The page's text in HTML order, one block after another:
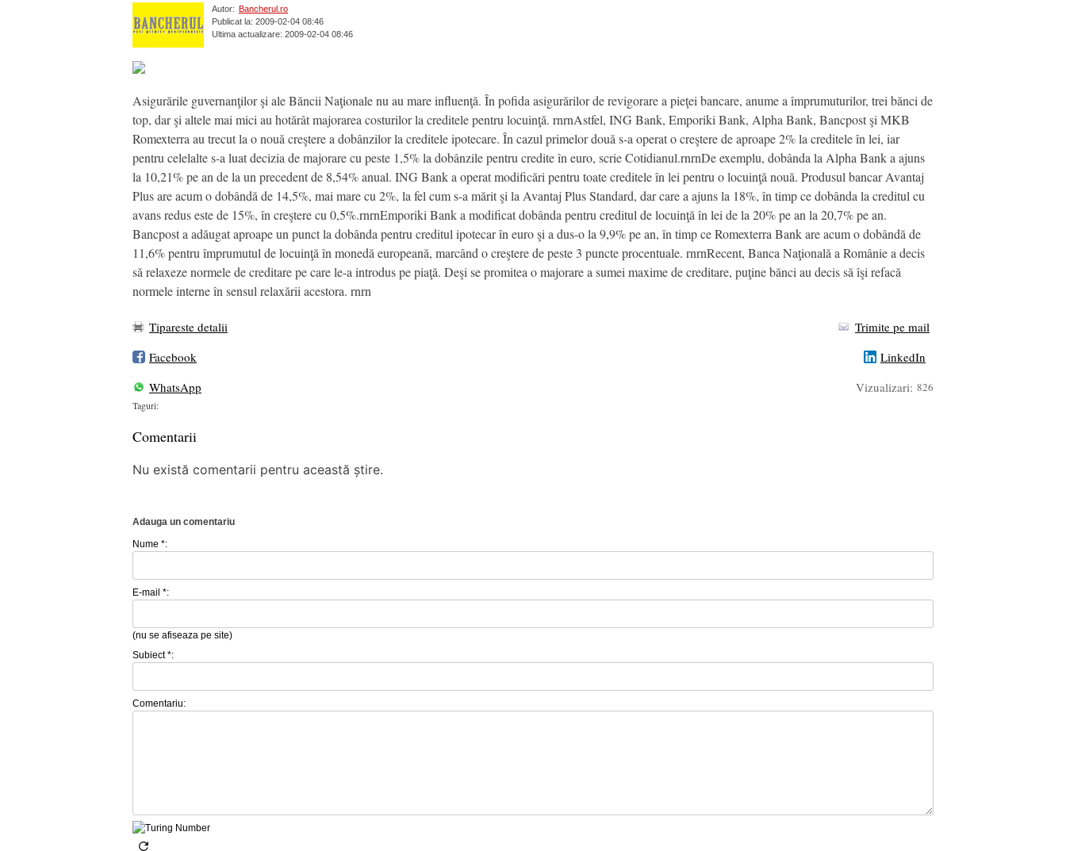
Autor:
Bancherul.ro
Publicat la: 2009-02-04 08:46
Ultima actualizare: 2009-02-04 08:46
Asigurările guvernanţilor şi ale Băncii Naţionale nu au mare influenţă. În pofida asigurărilor de revigorare a pieţei bancare, anume a împrumuturilor, trei bănci de
top, dar şi altele mai mici au hotărât majorarea costurilor la creditele pentru locuinţă. rnrnAstfel, ING Bank, Emporiki Bank, Alpha Bank, Bancpost şi MKB
Romexterra au trecut la o nouă creştere a dobânzilor la creditele ipotecare. În cazul primelor două s-a operat o creştere de aproape 2% la creditele în lei, iar
pentru celelalte s-a luat decizia de majorare cu peste 1,5% la dobânzile pentru credite în euro, scrie Cotidianul.rnrnDe exemplu, dobânda la Alpha Bank a ajuns
la 10,21% pe an de la un precedent de 8,54% anual. ING Bank a operat modificări pentru toate creditele în lei pentru o locuinţă nouă. Produsul bancar Avantaj
Plus are acum o dobândă de 14,5%, mai mare cu 2%, la fel cum s-a mărit şi la Avantaj Plus Standard, dar care a ajuns la 18%, în timp ce dobânda la creditul cu
avans redus este de 15%, în creştere cu 0,5%.rnrnEmporiki Bank a modificat dobânda pentru creditul de locuinţă în lei de la 20% pe an la 20,7% pe an.
Bancpost a adăugat aproape un punct la dobânda pentru creditul ipotecar în euro şi a dus-o la 9,9% pe an, în timp ce Romexterra Bank are acum o dobândă de
11,6% pentru împrumutul de locuinţă în monedă europeană, marcând o creştere de peste 3 puncte procentuale. rnrnRecent, Banca Naţională a Românie a decis
să relaxeze normele de creditare pe care le-a introdus pe piaţă. Deşi se promitea o majorare a sumei maxime de creditare, puţine bănci au decis să îşi refacă
normele interne în sensul relaxării acestora. rnrn
Tipareste detalii
Trimite pe mail
Facebook
LinkedIn
WhatsApp
Vizualizari: 826
Taguri:
Comentarii
Nu există comentarii pentru această știre.
Adauga un comentariu
Nume *:
E-mail *:
(nu se afiseaza pe site)
Subiect *:
Comentariu: